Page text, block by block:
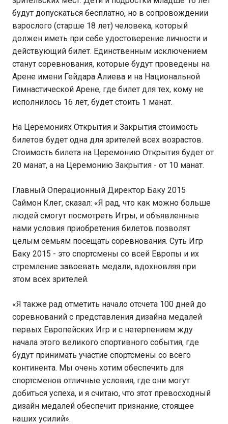
будут допускаться бесплатно, но в сопровождении
взрослого (старше 18 лет) человека, который
должен иметь при себе удостоверение личности и
действующий билет. Единственным исключением
станут соревнования, которые будут проведены на
Арене имени Гейдара Алиева и на Национальной
Гимнастической Арене, где билет для тех, кому не
исполнилось 16 лет, будет стоить 1 манат.
На Церемониях Открытия и Закрытия стоимость
билетов будет одна для зрителей всех возрастов.
Стоимость билета на Церемонию Открытия будет от
20 манат, а на Церемонию Закрытия - от 10 манат.
Главный Операционный Директор Баку 2015
Саймон Клег, сказал: «Я рад, что как можно больше
людей смогут посмотреть Игры, и объявленные
нами условия приобретения билетов позволят
целым семьям посещать соревнования. Суть Игр
Баку 2015 - это спортсмены со всей Европы и их
стремление завоевать медали, вдохновляя при
этом всех зрителей.
«Я также рад отметить начало отсчета 100 дней до
соревнований с представления дизайна медалей
первых Европейских Игр и с нетерпением жду
начала этого великого спортивного события, где
будут принимать участие спортсмены со всего
континента. Мы очень хотим обеспечить для
спортсменов отличные условия, где они могут
добиться успеха, и я считаю, что этот превосходный
дизайн медалей обеспечит признание, стоящее
наших усилий».